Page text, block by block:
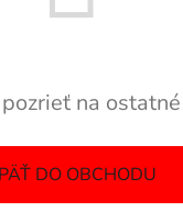
na
DO OBCHODU